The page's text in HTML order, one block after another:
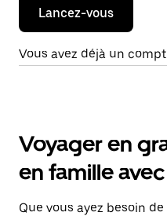
Lancez-vous
Vous avez déjà un
Voyager en
en famille
Que vous ayez besoin